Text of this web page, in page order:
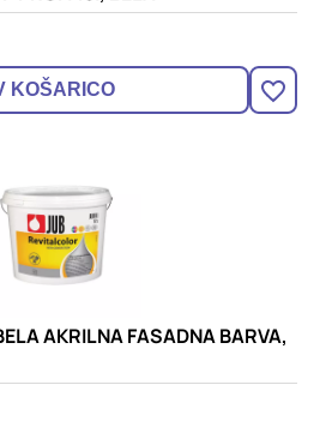
KOŠARICO
AKRILNA FASADNA BARVA,